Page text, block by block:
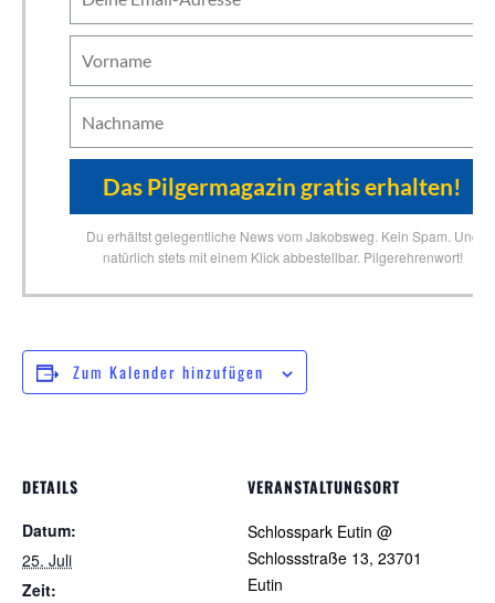
Du erhältst gelegentliche News vom Jakobsweg. Kein Spam. Und
natürlich stets mit einem Klick abbestellbar. Pilgerehrenwort!
Zum Kalender hinzufügen
DETAILS
Datum:
25. Juli
Zeit:
VERANSTALTUNGSORT
Schlosspark Eutin @
Schlossstraße 13, 23701
Eutin